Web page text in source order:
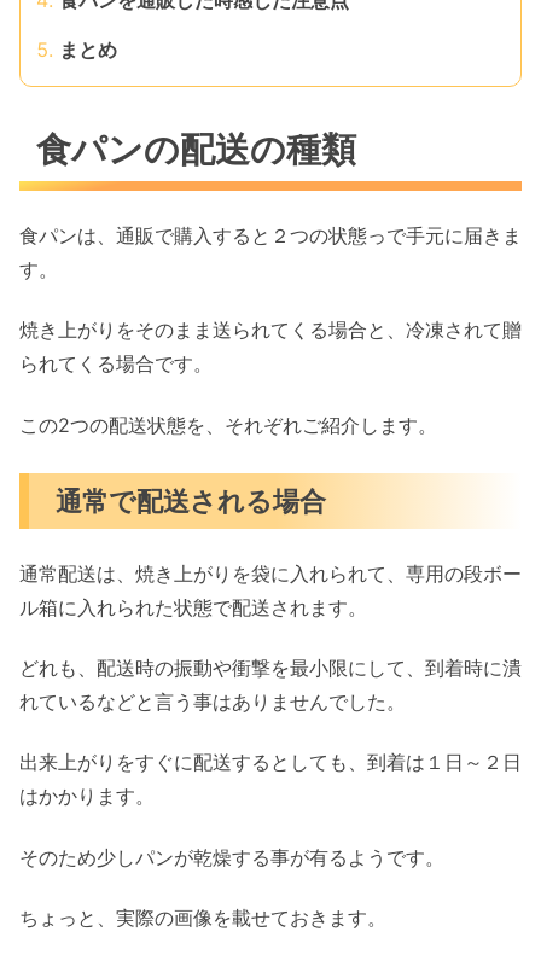
まとめ
食パンの配送の種類
食パンは、通販で購入すると２つの状態っで手元に届きま
す。
焼き上がりをそのまま送られてくる場合と、冷凍されて贈
られてくる場合です。
この2つの配送状態を、それぞれご紹介します。
通常で配送される場合
通常配送は、焼き上がりを袋に入れられて、専用の段ボー
ル箱に入れられた状態で配送されます。
どれも、配送時の振動や衝撃を最小限にして、到着時に潰
れているなどと言う事はありませんでした。
出来上がりをすぐに配送するとしても、到着は１日～２日
はかかります。
そのため少しパンが乾燥する事が有るようです。
ちょっと、実際の画像を載せておきます。